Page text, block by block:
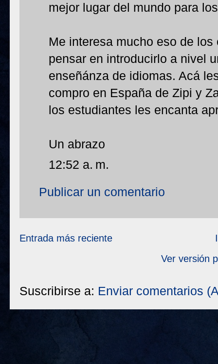
mejor lugar del mundo para
Me interesa mucho eso de
pensar en introducirlo a nivel
enseñánza de idiomas. Acá
compro en España de Zipi y
los estudiantes les encanta
Un abrazo
12:52 a. m.
Publicar un comentario
Entrada más reciente
Ver versión
Suscribirse a: Enviar comentarios